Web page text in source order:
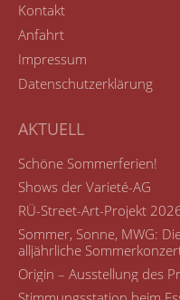
Kontakt
Anfahrt
Impressum
Datenschutzerklärung
AKTUELL
Schöne Sommerferien!
Shows der Varieté-AG
RÜ-Street-Art-Projekt
Sommer, Sonne, MWG:
alljährliche
Origin – Ausstellung des